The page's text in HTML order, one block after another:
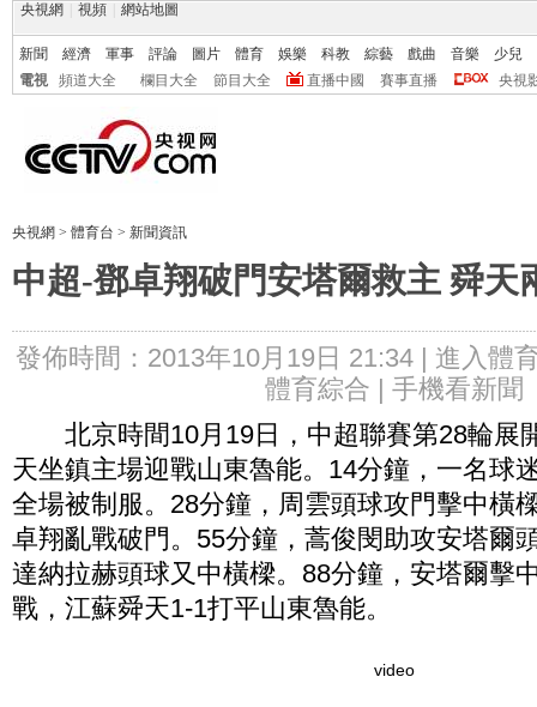
央視網 視頻 網站地圖
新聞 經濟 軍事 評論 圖片 體育 娛樂 科教 綜藝 戲曲 音樂
少兒
電視
頻道大全 欄目大全 節目大全 直播中國 賽事直播 央視
央視網 > 體育台 > 新聞資訊
中超-鄧卓翔破門安塔爾救主 舜天
發佈時間：2013年10月19日 21:34 | 進入體
體育綜合 | 手機看新聞
北京時間10月19日，中超聯賽第28輪展
天坐鎮主場迎戰山東魯能。14分鐘，一名球
全場被制服。28分鐘，周雲頭球攻門擊中橫
卓翔亂戰破門。55分鐘，蒿俊閔助攻安塔爾
達納拉赫頭球又中橫樑。88分鐘，安塔爾擊
戰，江蘇舜天1-1打平山東魯能。
video